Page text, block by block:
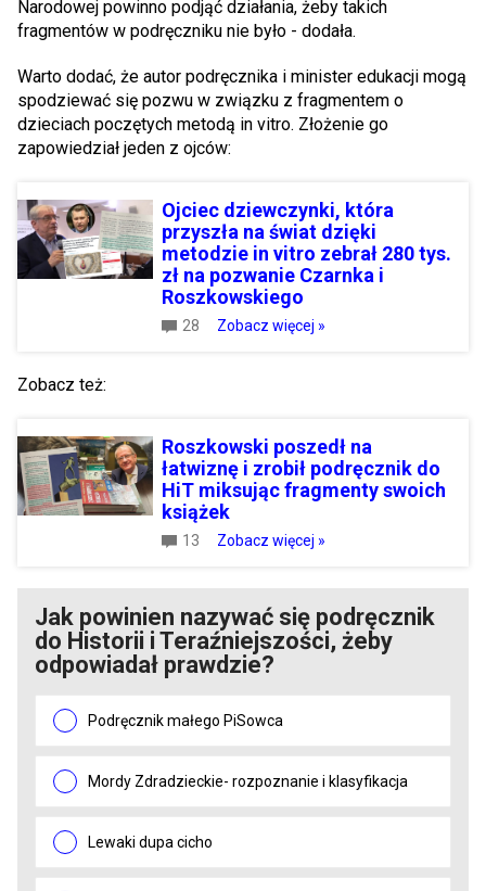
Narodowej powinno podjąć działania, żeby takich
fragmentów w podręczniku nie było - dodała.
Warto dodać, że autor podręcznika i minister edukacji mogą
spodziewać się pozwu w związku z fragmentem o
dzieciach poczętych metodą in vitro. Złożenie go
zapowiedział jeden z ojców:
Ojciec dziewczynki, która
przyszła na świat dzięki
metodzie in vitro zebrał 280 tys.
zł na pozwanie Czarnka i
Roszkowskiego
28 Zobacz więcej »
Zobacz też:
Roszkowski poszedł na
łatwiznę i zrobił podręcznik do
HiT miksując fragmenty swoich
książek
13 Zobacz więcej »
Jak powinien nazywać się podręcznik
do Historii i Teraźniejszości, żeby
odpowiadał prawdzie?
Podręcznik małego PiSowca
Mordy Zdradzieckie- rozpoznanie i klasyfikacja
Lewaki dupa cicho